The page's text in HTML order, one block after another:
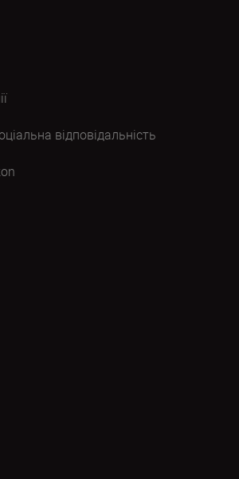
відповідальність